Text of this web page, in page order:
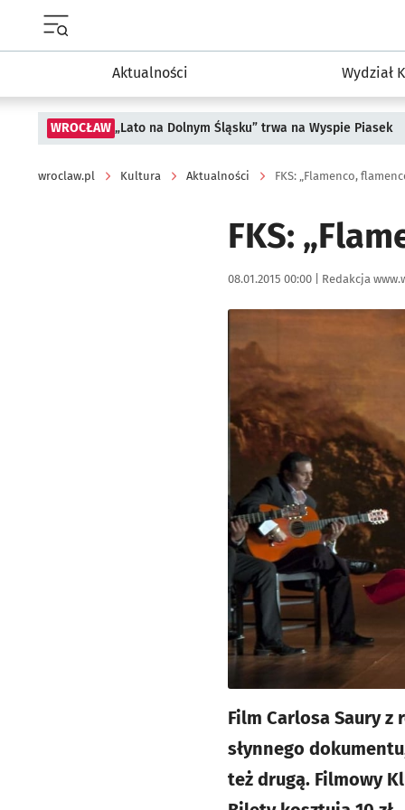
Aktualności Wydział
WROCŁAW „Lato na Dolnym Śląsku” trwa na Wyspie Piasek
wroclaw.pl Kultura Aktualności FKS: „Flamenco,
FKS:
Data publikacji:
08.01.2015 00:00 | Autor:
Redakcja
Kliknij, aby powiększyć
Film Carlosa Saury z
słynnego
też drugą. Filmowy